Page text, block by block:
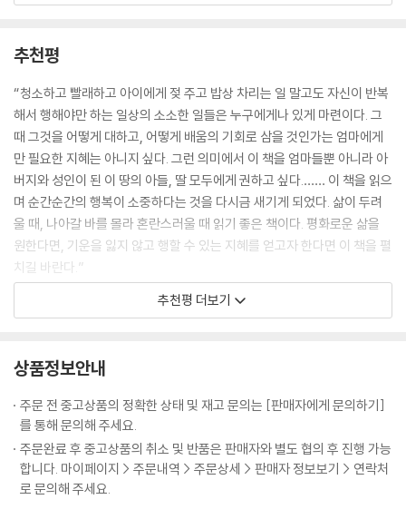
찬 사람self-full이 되라고 요구하는 문화 속에서 이기적이지 않은 태도를
중요한 영적 수행의 하나이다. --- p.58
엄마인 나는 사랑과 친절을 하나의 ‘수행’으로 행하고 있다. 그렇다고 삶의
모든 순간마다 내가 사랑하고 있다거나 친절하다는 뜻은 아니다. 수행을
한다는 것의 의미는, 실수를 하면 고치고 다시 시도해 보고, 또 실수를 하면
또다시 고치고 시도해 보는 식으로 끊임없이 노력하는 것을 뜻한다. 길을
잃고 헤맬 때마다 최선의 선택을 하지 못했다고 자신을 책망하지 말고 용
서해야 한다. 내가 한 사람의 인간이고 이 생에서 뭔가를 배워야 할 사람임
을 이해하면서 말이다. --- p.60
건강한 방식으로 누군가를 사랑하기 위해서는 상대가 누구이며 내가 누구
인지를 분명하고 냉정하게 바라볼 필요가 있다. 그래야만 상대의 요구와
나의 요구에 적절하게 반응할 수 있기 때문이다. 의식적으로 엄마 역할을
기를 찾는 데 도움을 주는 일일 수 있다. --- p.67
완벽주의는 영적인 것이 아니다. 바람직하지 않은 이 완벽주의를 빨리 떼
어놓아야, 우리는 좀더 느긋한 마음으로 진화의 과정을 갈 수 있다.…… 나
는 성장과 진화를 위해 여기에 있는 것이지 모든 면에서 완벽하다는 것을
보이기 위해 있는 것이 아니기 때문이다.…… 내 모습을 왜곡하지도 않고
나를 변명하지도 않으면서 도덕적 가르침을 수용하기란 얼마나 어려운 일
지 못해, 또 순간의 감정을 컨트롤하지 못해 힘들어하고 후회하기도 한다.
그러나 그 속에서 한 걸음 한 걸음 어떻게 나아갔는지를 보여주고 있기 때
문에 공감되는 바가 크다.
저자가 가장 힘든 순간이었다고 고백한 때는 딸아이가 14살 무렵, 한참 방
황할 때였다. 여러 방법을 찾던 저자는 결국 우울증에 빠진 아이를 한겨울
추위 속에 ‘야생 체험 프로그램’에 보내기로 결정한다. 밤마다 아이를 위해
기도하며 기다린 끝에, 아이는 3주 뒤 활짝 열린 마음으로 가벼워져 돌아
왔다. 이 과정에서 자신이 어쩔 수 없는 일을 사랑으로 지켜보는 용기, 즉
‘초연한 평정심’이 무엇인지를 배웠다고 들려주는 저자의 이야기는, 엄마
라는 자리가 얼마나 어려운지, 그렇지만 얼마나 아름다운 성장의 장인지를
보여주는 예라 하겠다.
‘엄마로 산다는 것’ 그 풍요로움의 연금술
저자는 속세를 떠나 영적 수행에만 전념한다면 얼마나 충만한 삶이 될까
데, 어떻게 의식의 거울을 계속 깨끗이 닦아 나아갈 수 있을지 의아스러웠
던 것이다. 그런 저자가 마음을 모아 음식을 차리고, 청소라는 행위를 의식
집중의 도구로 삼는 과정은 엄마와 주부로서 어떻게 영적인 길을 갈 수 있
는지를 잘 보여주고 있다. 저자가 들려주는 집안일이 갖는 의미와 기쁨을
따라가다 보면 일상이 명상의 장이 되고 진정한 행복의 장이 되며 성장의
추천평
“청소하고 빨래하고 아이에게 젖 주고 밥상 차리는 일 말고도 자신이 반복
해서 행해야만 하는 일상의 소소한 일들은 누구에게나 있게 마련이다. 그
때 그것을 어떻게 대하고, 어떻게 배움의 기회로 삼을 것인가는 엄마에게
만 필요한 지혜는 아니지 싶다. 그런 의미에서 이 책을 엄마들뿐 아니라 아
버지와 성인이 된 이 땅의 아들, 딸 모두에게 권하고 싶다.…… 이 책을 읽으
며 순간순간의 행복이 소중하다는 것을 다시금 새기게 되었다. 삶이 두려
울 때, 나아갈 바를 몰라 혼란스러울 때 읽기 좋은 책이다. 평화로운 삶을
원한다면, 기운을 잃지 않고 행할 수 있는 지혜를 얻고자 한다면 이 책을 펼
치길 바란다.”
- 서형숙 (엄마학교 대표)?
낳고 기르는 엄마들에게 먼저 자신을 신성한 사원으로 여기며 돌볼 수 있
도록 일깨워준다.”
- 잭 콘필드Jack Kornfield (심리학자, 작가)
“임신이 하나의 병리 증상이 되고, 엄마 노릇이 세속적인 일이 되고, 가정
을 꾸리는 일이 그리 내키지 않
추천평 더보기
상품정보안내
주문 전 중고상품의 정확한 상태 및 재고 문의는 [판매자에게 문의하기]
를 통해 문의해 주세요.
주문완료 후 중고상품의 취소 및 반품은 판매자와 별도 협의 후 진행 가능
합니다. 마이페이지 > 주문내역 > 주문상세 > 판매자 정보보기 > 연락처
로 문의해 주세요.